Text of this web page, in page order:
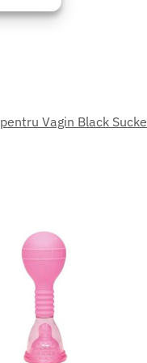
Vagin Black